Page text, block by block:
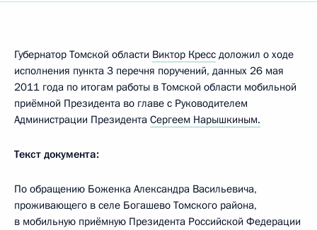
Губернатор Томской области Виктор Кресс доложил о ходе
исполнения пункта 3 перечня поручений, данных 26 мая
2011 года по итогам работы в Томской области мобильной
приёмной Президента во главе с Руководителем
Администрации Президента Сергеем Нарышкиным.
Текст документа:
По обращению Боженка Александра Васильевича,
проживающего в селе Богашево Томского района,
в мобильную приёмную Президента Российской Федерации